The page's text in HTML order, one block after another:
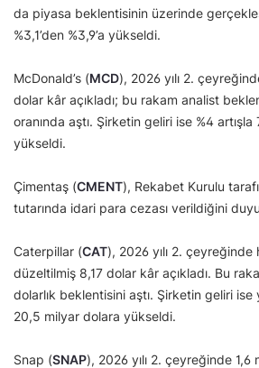
da piyasa beklentisinin üzerinde
%3,1’den %3,9’a yükseldi.
McDonald’s (MCD), 2026 yılı 2.
dolar kâr açıkladı; bu rakam analist
oranında aştı. Şirketin geliri ise %4 artışla
yükseldi.
Çimentaş (CMENT), Rekabet Kurulu
tutarında idari para cezası verildiğini
Caterpillar (CAT), 2026 yılı 2. çeyreğinde
düzeltilmiş 8,17 dolar kâr açıkladı. Bu
dolarlık beklentisini aştı. Şirketin geliri ise
20,5 milyar dolara yükseldi.
Snap (SNAP), 2026 yılı 2. çeyreğinde